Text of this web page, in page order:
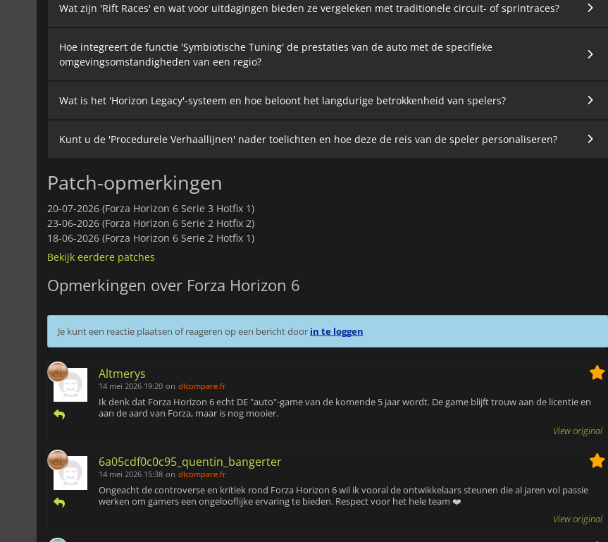
Wat zijn 'Rift Races' en wat voor uitdagingen bieden ze vergeleken met traditionele circuit- of sprintraces?
Hoe integreert de functie 'Symbiotische Tuning' de prestaties van de auto met de specifieke
omgevingsomstandigheden van een regio?
Wat is het 'Horizon Legacy'-systeem en hoe beloont het langdurige betrokkenheid van spelers?
Kunt u de 'Procedurele Verhaallijnen' nader toelichten en hoe deze de reis van de speler personaliseren?
Patch-opmerkingen
20-07-2026 (Forza Horizon 6 Serie 3 Hotfix 1)
23-06-2026 (Forza Horizon 6 Serie 2 Hotfix 2)
18-06-2026 (Forza Horizon 6 Serie 2 Hotfix 1)
Bekijk eerdere patches
Opmerkingen over Forza Horizon 6
Je kunt een reactie plaatsen of reageren op een bericht door in te loggen
Altmerys
14 mei 2026 19:20 on dlcompare.fr
Ik denk dat Forza Horizon 6 echt DE "auto"-game van de komende 5 jaar wordt. De game blijft trouw aan de licentie en
aan de aard van Forza, maar is nog mooier.
View original
6a05cdf0c0c95_quentin_bangerter
14 mei 2026 15:38 on dlcompare.fr
Ongeacht de controverse en kritiek rond Forza Horizon 6 wil ik vooral de ontwikkelaars steunen die al jaren vol passie
werken om gamers een ongelooflijke ervaring te bieden. Respect voor het hele team ❤️
View original